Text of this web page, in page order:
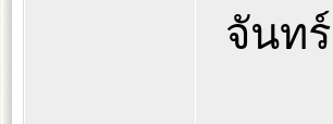
จันท